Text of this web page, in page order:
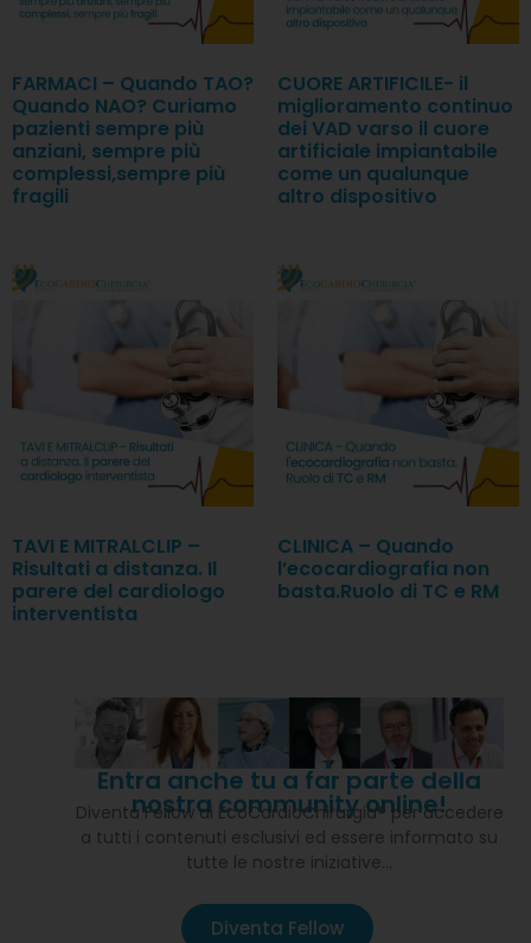
FARMACI – Quando TAO?
Quando NAO? Curiamo
pazienti sempre più
anziani, sempre più
complessi,sempre più
fragili
CUORE ARTIFICILE- il
miglioramento continuo
dei VAD varso il cuore
artificiale impiantabile
come un qualunque
altro dispositivo
TAVI E MITRALCLIP –
Risultati a distanza. Il
parere del cardiologo
interventista
CLINICA – Quando
l’ecocardiografia non
basta.Ruolo di TC e RM
Entra anche tu a far parte della
nostra community online!
Diventa Fellow di EcoCardioChirurgia® per accedere
a tutti i contenuti esclusivi ed essere informato su
tutte le nostre iniziative…
Diventa Fellow